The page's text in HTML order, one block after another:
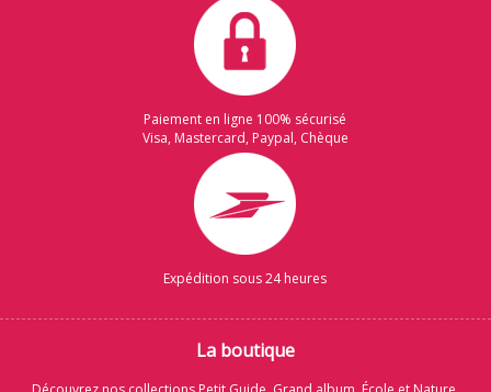
Paiement en ligne 100% sécurisé
Visa, Mastercard, Paypal, Chèque
Expédition sous 24 heures
La boutique